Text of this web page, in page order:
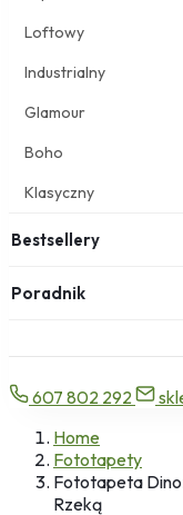
Loftowy
Industrialny
Glamour
Boho
Klasyczny
Bestsellery
Poradnik
607 802 292
Home
Fototapety
Fototapeta
Rzeką